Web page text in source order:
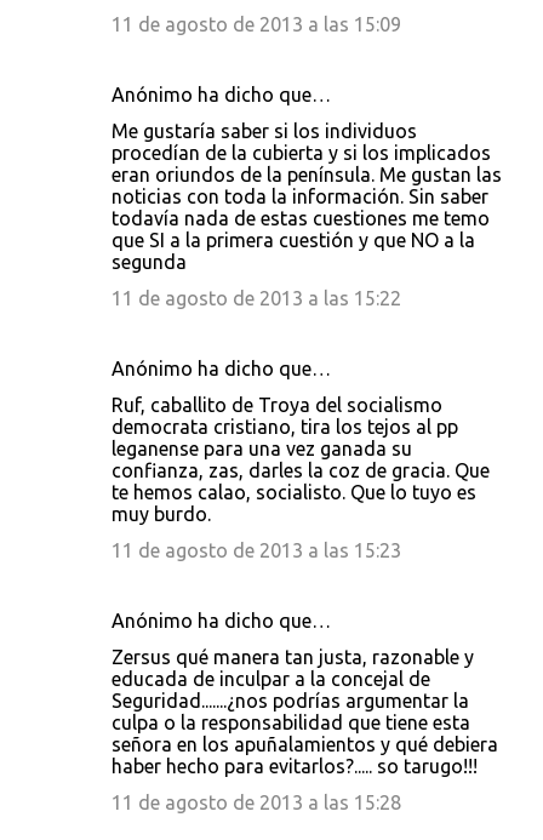
11 de agosto de 2013 a las 15:09
Anónimo ha dicho que…
Me gustaría saber si los individuos
procedían de la cubierta y si los implicados
eran oriundos de la península. Me gustan las
noticias con toda la información. Sin saber
todavía nada de estas cuestiones me temo
que SI a la primera cuestión y que NO a la
segunda
11 de agosto de 2013 a las 15:22
Anónimo ha dicho que…
Ruf, caballito de Troya del socialismo
democrata cristiano, tira los tejos al pp
leganense para una vez ganada su
confianza, zas, darles la coz de gracia. Que
te hemos calao, socialisto. Que lo tuyo es
muy burdo.
11 de agosto de 2013 a las 15:23
Anónimo ha dicho que…
Zersus qué manera tan justa, razonable y
educada de inculpar a la concejal de
Seguridad.......¿nos podrías argumentar la
culpa o la responsabilidad que tiene esta
señora en los apuñalamientos y qué debiera
haber hecho para evitarlos?..... so tarugo!!!
11 de agosto de 2013 a las 15:28